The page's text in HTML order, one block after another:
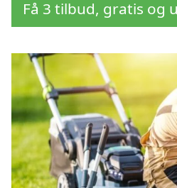
Få 3 tilbud, gratis og